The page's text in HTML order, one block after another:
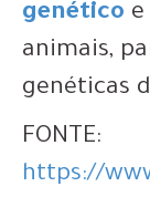
genético
animais,
genéticas
FONTE:
https://